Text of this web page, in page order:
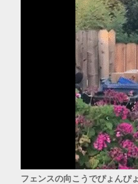
フェンスの向こうでぴょんぴ